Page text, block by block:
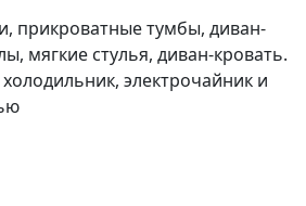
прикроватные тумбы, диван-
мягкие стулья, диван-кровать.
электрочайник и